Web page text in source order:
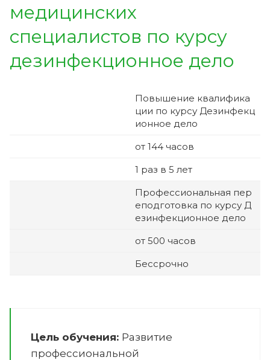
медицинских
специалистов по курсу
дезинфекционное дело
Повышение квалифика
ции по курсу Дезинфекц
ионное дело
от 144 часов
1 раз в 5 лет
Профессиональная пер
еподготовка по курсу Д
езинфекционное дело
от 500 часов
Бессрочно
Цель обучения: Развитие
профессиональной